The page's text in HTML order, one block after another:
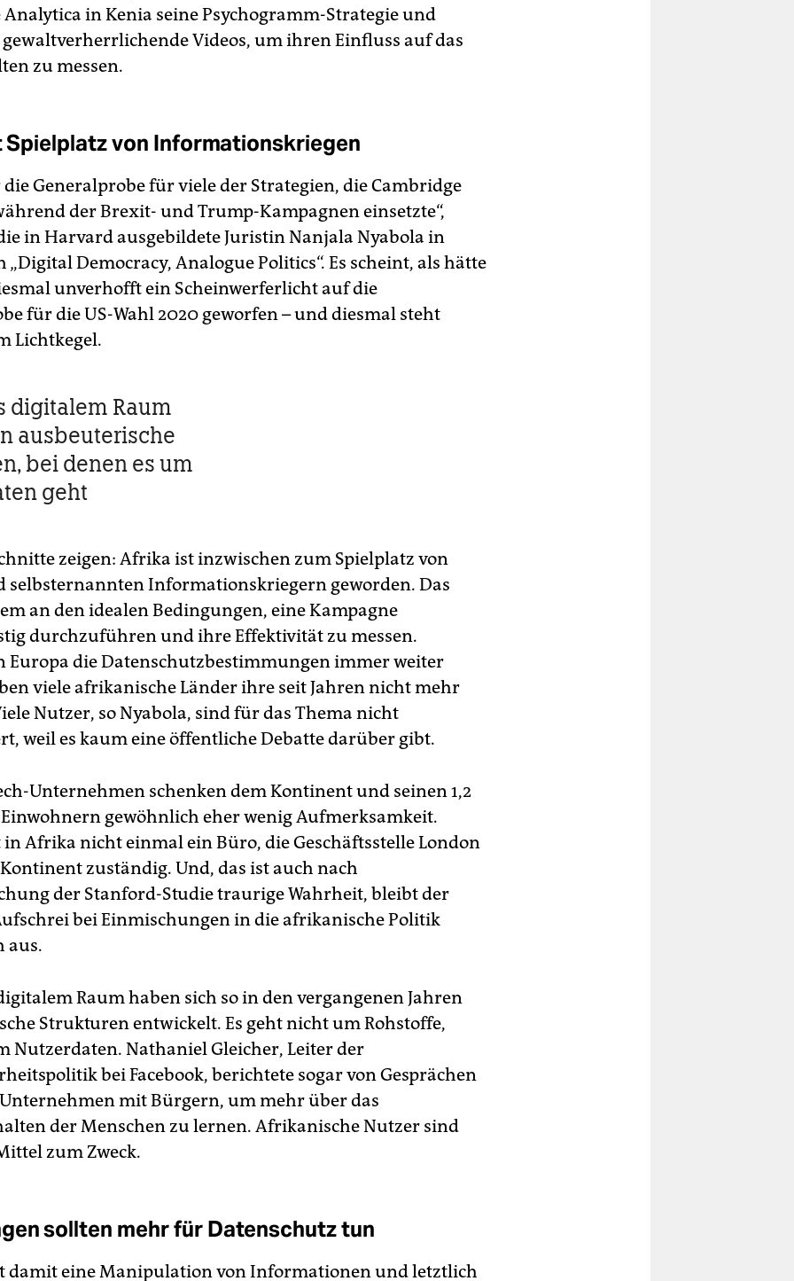
in Kenia seine Psychogramm-Strategie und
Videos, um ihren Einfluss auf das
zu messen.
von Informationskriegen
die Generalprobe für viele der Strategien, die Cambridge
der Brexit- und Trump-Kampagnen einsetzte“,
in Harvard ausgebildete Juristin Nanjala Nyabola in
Democracy, Analogue Politics“. Es scheint, als hätte
unverhofft ein Scheinwerferlicht auf die
für die US-Wahl 2020 geworfen – und diesmal steht
Lichtkegel.
digitalem Raum
ausbeuterische
bei denen es um
geht
zeigen: Afrika ist inzwischen zum Spielplatz von
selbsternannten Informationskriegern geworden. Das
an den idealen Bedingungen, eine Kampagne
durchzuführen und ihre Effektivität zu messen.
Europa die Datenschutzbestimmungen immer weiter
viele afrikanische Länder ihre seit Jahren nicht mehr
Nutzer, so Nyabola, sind für das Thema nicht
weil es kaum eine öffentliche Debatte darüber gibt.
Unternehmen schenken dem Kontinent und seinen 1,2
gewöhnlich eher wenig Aufmerksamkeit.
Afrika nicht einmal ein Büro, die Geschäftsstelle London
zuständig. Und, das ist auch nach
der Stanford-Studie traurige Wahrheit, bleibt der
bei Einmischungen in die afrikanische Politik
aus.
Raum haben sich so in den vergangenen Jahren
Strukturen entwickelt. Es geht nicht um Rohstoffe,
Nutzerdaten. Nathaniel Gleicher, Leiter der
bei Facebook, berichtete sogar von Gesprächen
mit Bürgern, um mehr über das
der Menschen zu lernen. Afrikanische Nutzer sind
zum Zweck.
sollten mehr für Datenschutz tun
damit eine Manipulation von Informationen und letztlich